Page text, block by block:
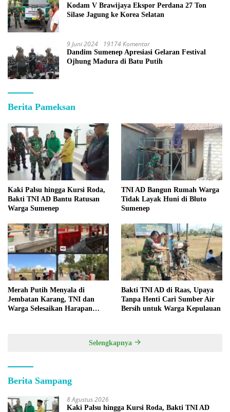
Kodam V Brawijaya Ekspor Perdana 27 Ton
Silase Jagung ke Korea Selatan
9 Juni 2024 19174 Komentar
Dandim Sumenep Apresiasi Gelaran Festival
Ojhung Madura di Batu Putih
Berita Pameksan
Kaki Palsu hingga Kursi Roda,
Bakti TNI AD Bantu Ratusan
Warga Sumenep
TNI AD Bangun Rumah Warga
Tidak Layak Huni di Bluto
Sumenep
Merah Putih Menyala di
Jembatan Karang, TNI dan
Warga Selesaikan Harapan
Bakti TNI AD di Raas, Upaya
Tanpa Henti Cari Sumber Air
Bersih untuk Warga Kepulauan
Selengkapnya
Berita Sampang
8 Agustus 2026
Kaki Palsu hingga Kursi Roda, Bakti TNI AD